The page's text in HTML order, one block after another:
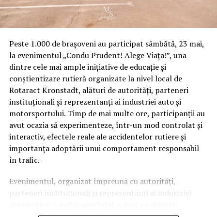
În declarațiile de avere mai sunt menționate alte două
apartamente din municipiul Iași și patru terenuri
suficient de valoaroase în Bârnova. Toate aceste bunuri
au fost achiziționate de când Costel Alexe a intrat în
politică. Demn de menționat în acest context este
faptul că prin intermediul unei fundații, familia
deputatului a obținut o finanțare europeană de peste
350.000 euro printr-un program gestionat de Ministerul
Mediului, pentru a proteja trei vipere în comuna Rediu,
județul Iași și multă lume se întreabă pe ce s-au dus
banii. Deputatul Costel Alexe nu a putut fi contactat
pentru a ne oferi un punct de vedere.
A distrus apartamentul vecinului, dar nu l-a
despăgubit
Culmea ironiei, Costel Alexe,
Peste 1.000 de brașoveni au participat sâmbătă, 23 mai,
la evenimentul „Condu Prudent! Alege Viața!”, una
dintre cele mai ample inițiative de educație și
conștientizare rutieră organizate la nivel local de
Rotaract Kronstadt, alături de autorități, parteneri
instituționali și reprezentanți ai industriei auto și
motorsportului. Timp de mai multe ore, participanții au
avut ocazia să experimenteze, într-un mod controlat și
interactiv, efectele reale ale accidentelor rutiere și
importanța adoptării unui comportament responsabil
în trafic.
Evenimentul, organizat împreună cu autorități,
parteneri instituționali și reprezentanți ai industriei